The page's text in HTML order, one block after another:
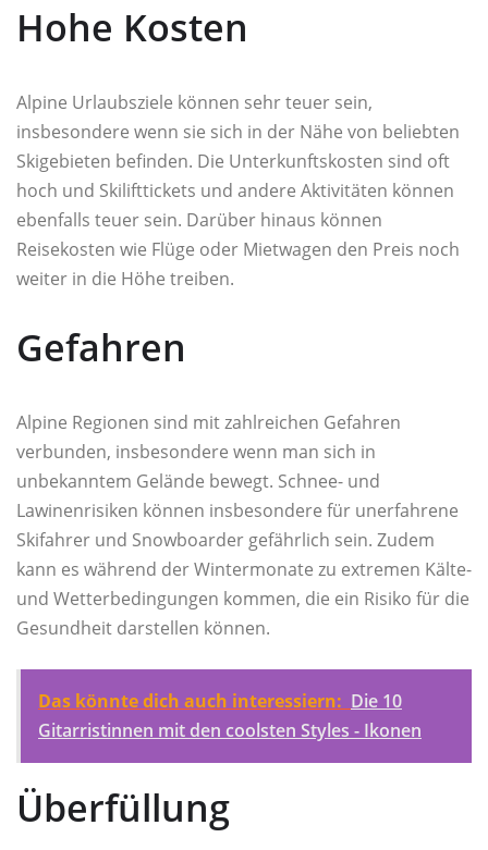
Hohe Kosten
Alpine Urlaubsziele können sehr teuer sein,
insbesondere wenn sie sich in der Nähe von beliebten
Skigebieten befinden. Die Unterkunftskosten sind oft
hoch und Skilifttickets und andere Aktivitäten können
ebenfalls teuer sein. Darüber hinaus können
Reisekosten wie Flüge oder Mietwagen den Preis noch
weiter in die Höhe treiben.
Gefahren
Alpine Regionen sind mit zahlreichen Gefahren
verbunden, insbesondere wenn man sich in
unbekanntem Gelände bewegt. Schnee- und
Lawinenrisiken können insbesondere für unerfahrene
Skifahrer und Snowboarder gefährlich sein. Zudem
kann es während der Wintermonate zu extremen Kälte-
und Wetterbedingungen kommen, die ein Risiko für die
Gesundheit darstellen können.
Das könnte dich auch interessiern: Die 10
Gitarristinnen mit den coolsten Styles - Ikonen
Überfüllung